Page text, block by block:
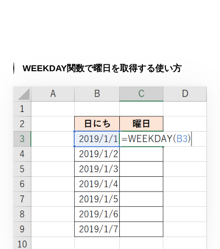
WEEKDAY関数で曜日を取得する使い方